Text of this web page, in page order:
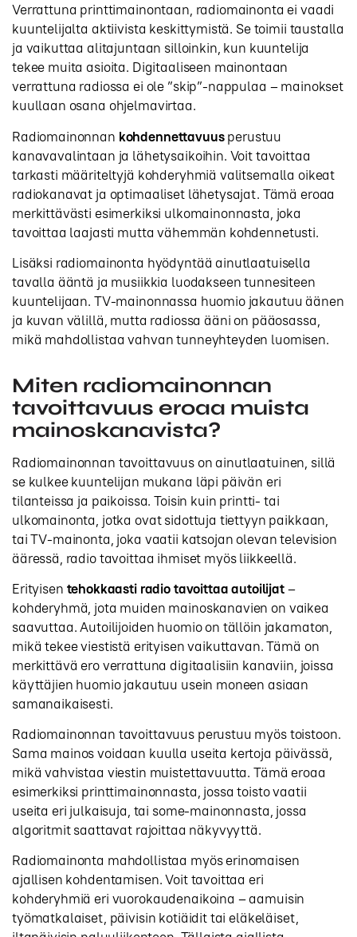
Verrattuna printtimainontaan, radiomainonta ei vaadi
kuuntelijalta aktiivista keskittymistä. Se toimii taustalla
ja vaikuttaa alitajuntaan silloinkin, kun kuuntelija
tekee muita asioita. Digitaaliseen mainontaan
verrattuna radiossa ei ole ”skip”-nappulaa – mainokset
kuullaan osana ohjelmavirtaa.
Radiomainonnan kohdennettavuusperustuu
kanavavalintaan ja lähetysaikoihin. Voit tavoittaa
tarkasti määriteltyjä kohderyhmiä valitsemalla oikeat
radiokanavat ja optimaaliset lähetysajat. Tämä eroaa
merkittävästi esimerkiksi ulkomainonnasta, joka
tavoittaa laajasti mutta vähemmän kohdennetusti.
Lisäksi radiomainonta hyödyntää ainutlaatuisella
tavalla ääntä ja musiikkia luodakseen tunnesiteen
kuuntelijaan. TV-mainonnassa huomio jakautuu äänen
ja kuvan välillä, mutta radiossa ääni on pääosassa,
mikä mahdollistaa vahvan tunneyhteyden luomisen.
Miten radiomainonnan
tavoittavuus eroaa muista
mainoskanavista?
Radiomainonnan tavoittavuus on ainutlaatuinen, sillä
se kulkee kuuntelijan mukana läpi päivän eri
tilanteissa ja paikoissa. Toisin kuin printti- tai
ulkomainonta, jotka ovat sidottuja tiettyyn paikkaan,
tai TV-mainonta, joka vaatii katsojan olevan television
ääressä, radio tavoittaa ihmiset myös liikkeellä.
Erityisen tehokkaasti radio tavoittaa autoilijat–
kohderyhmä, jota muiden mainoskanavien on vaikea
saavuttaa. Autoilijoiden huomio on tällöin jakamaton,
mikä tekee viestistä erityisen vaikuttavan. Tämä on
merkittävä ero verrattuna digitaalisiin kanaviin, joissa
käyttäjien huomio jakautuu usein moneen asiaan
samanaikaisesti.
Radiomainonnan tavoittavuus perustuu myös toistoon.
Sama mainos voidaan kuulla useita kertoja päivässä,
mikä vahvistaa viestin muistettavuutta. Tämä eroaa
esimerkiksi printtimainonnasta, jossa toisto vaatii
useita eri julkaisuja, tai some-mainonnasta, jossa
algoritmit saattavat rajoittaa näkyvyyttä.
Radiomainonta mahdollistaa myös erinomaisen
ajallisen kohdentamisen. Voit tavoittaa eri
kohderyhmiä eri vuorokaudenaikoina – aamuisin
työmatkalaiset, päivisin kotiäidit tai eläkeläiset,